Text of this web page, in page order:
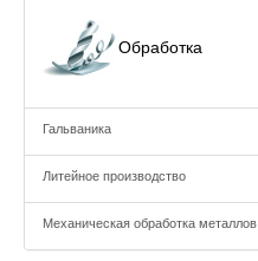
Обработка
Гальваника
Литейное производство
Механическая обработка металлов